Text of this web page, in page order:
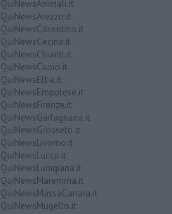
QuiNewsAnimali.it
QuiNewsArezzo.it
QuiNewsCasentino.it
QuiNewsCecina.it
QuiNewsChianti.it
QuiNewsCuoio.it
QuiNewsElba.it
QuiNewsEmpolese.it
QuiNewsFirenze.it
QuiNewsGarfagnana.it
QuiNewsGrosseto.it
QuiNewsLivorno.it
QuiNewsLucca.it
QuiNewsLunigiana.it
QuiNewsMaremma.it
QuiNewsMassaCarrara.it
QuiNewsMugello.it